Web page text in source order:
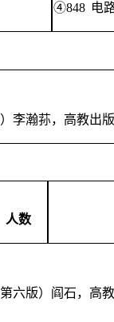
④848 电
李瀚荪，高教出版
人数
六版）阎石，高